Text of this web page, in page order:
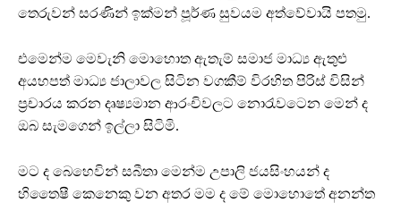
තෙරුවන් සරණින් ඉක්මන් පූර්ණ සුවයම අත්වේවායි පතමු.
එමෙන්ම මෙවැනි මොහොත ඇතැම් සමාජ මාධ්‍ය ඇතුළු
අයහපත් මාධ්‍ය ජාලාවල සිටින වගකීම් විරහිත පිරිස් විසින්
ප්‍රචාරය කරන දෘෂ්‍යමාන ආරංචිවලට නොරැවටෙන මෙන් ද
ඔබ සැමගෙන් ඉල්ලා සිටිමි.
මට ද බෙහෙවින් සබීතා මෙන්ම උපාලි ජයසිංහයන් ද
හිතෛෂී කෙනෙකු වන අතර මම ද මේ මොහොතේ අනන්ත